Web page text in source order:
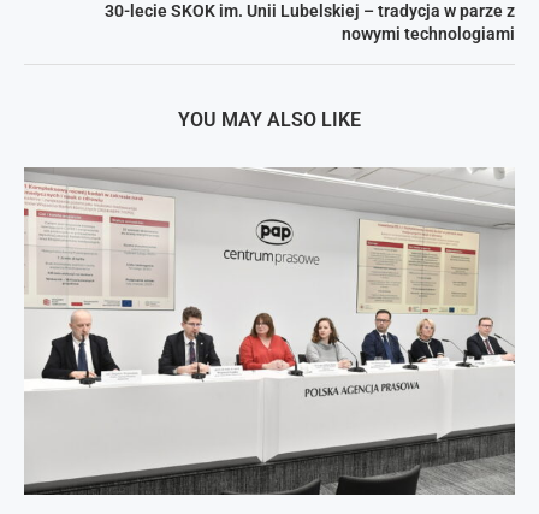
30-lecie SKOK im. Unii Lubelskiej – tradycja w parze z
nowymi technologiami
YOU MAY ALSO LIKE